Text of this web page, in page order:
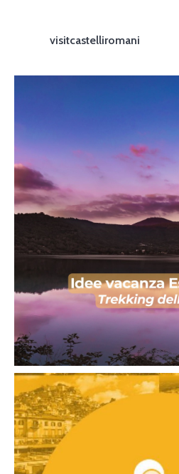
visitcastelliromani